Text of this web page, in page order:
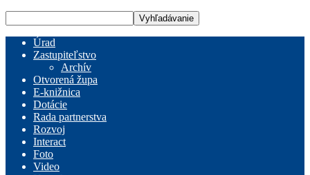
Úrad
Zastupiteľstvo
Archív
Otvorená župa
E-knižnica
Dotácie
Rada partnerstva
Rozvoj
Interact
Foto
Video